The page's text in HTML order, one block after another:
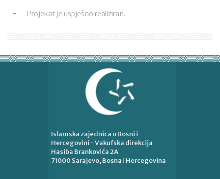
Projekat je uspješno realiziran.
Islamska zajednica u Bosni i
Hercegovini - Vakufska direkcija
Hasiba Brankovića 2A
71000 Sarajevo, Bosna i Hercegovina